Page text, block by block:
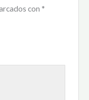
con *